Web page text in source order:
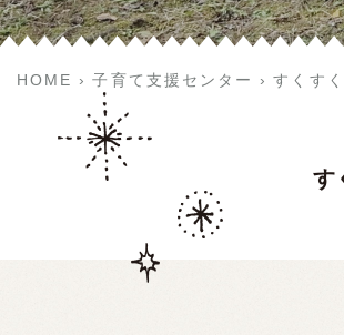
HOME 子育て支援センター すくす
す